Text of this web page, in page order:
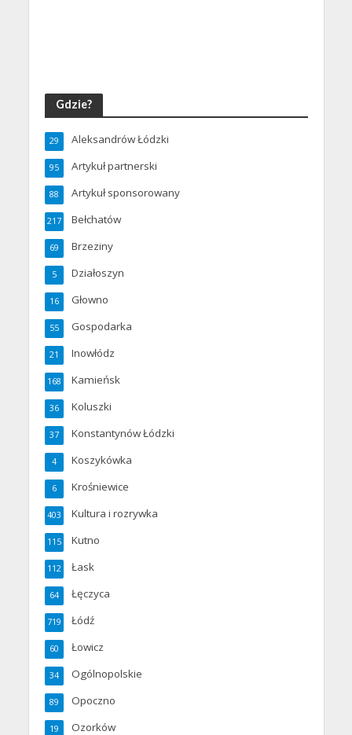
Gdzie?
Aleksandrów Łódzki
29
Artykuł partnerski
95
Artykuł sponsorowany
88
Bełchatów
217
Brzeziny
69
Działoszyn
5
Głowno
16
Gospodarka
55
Inowłódz
21
Kamieńsk
168
Koluszki
36
Konstantynów Łódzki
37
Koszykówka
4
Krośniewice
6
Kultura i rozrywka
403
Kutno
115
Łask
112
Łęczyca
64
Łódź
719
Łowicz
60
Ogólnopolskie
34
Opoczno
89
Ozorków
19